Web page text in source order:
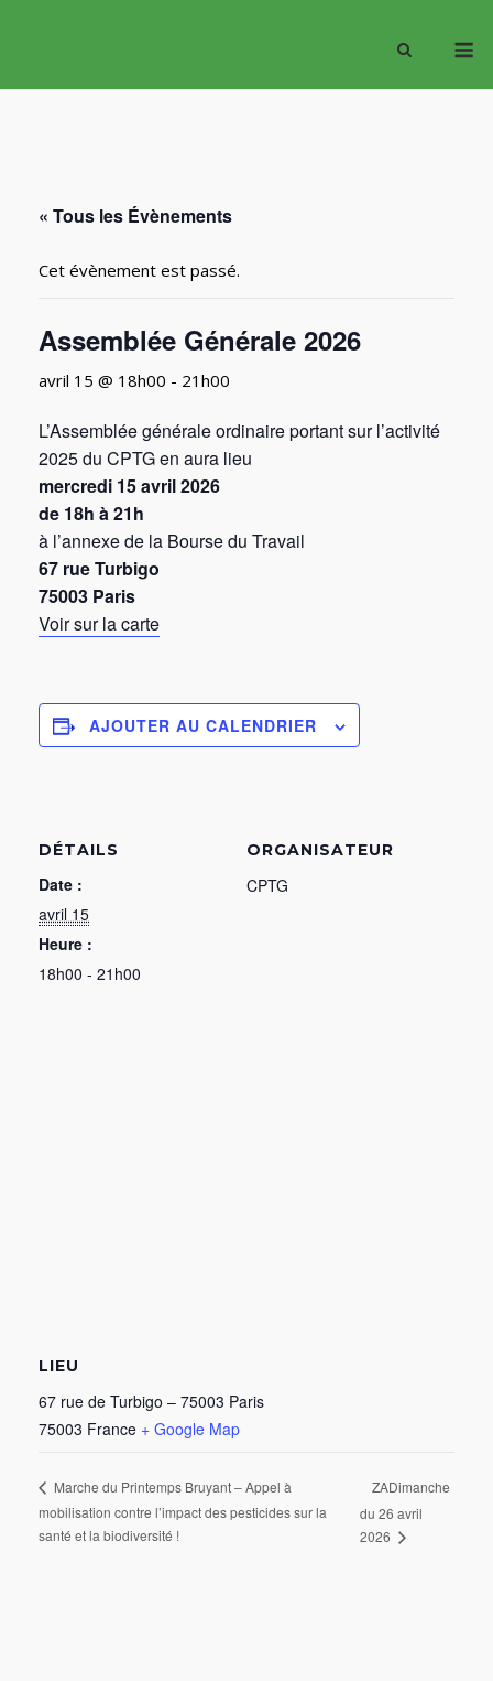
« Tous les Évènements
Cet évènement est passé.
Assemblée Générale 2026
avril 15 @ 18h00 - 21h00
L’Assemblée générale ordinaire portant sur l’activité
2025 du CPTG en aura lieu
mercredi 15 avril 2026
de 18h à 21h
à l’annexe de la Bourse du Travail
67 rue Turbigo
75003 Paris
Voir sur la carte
AJOUTER AU CALENDRIER
DÉTAILS
Date :
avril 15
Heure :
18h00 - 21h00
ORGANISATEUR
CPTG
LIEU
67 rue de Turbigo – 75003 Paris
75003 France + Google Map
Marche du Printemps Bruyant – Appel à
mobilisation contre l’impact des pesticides sur la
santé et la biodiversité !
ZADimanche
du 26 avril
2026